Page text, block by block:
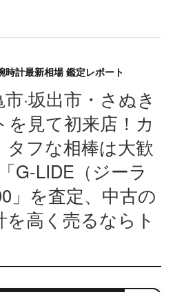
時計最新相場 鑑定レポート
市·坂出市・さぬき
見て初来店！カ
タフな相棒は大歓
G-LIDE（ジーラ
」を査定、中古の
を高く売るならト